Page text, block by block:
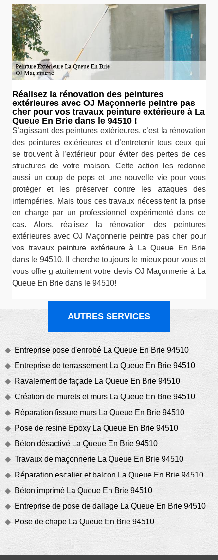
Réalisez la rénovation des peintures
extérieures avec OJ Maçonnerie peintre pas
cher pour vos travaux peinture extérieure à La
Queue En Brie dans le 94510 !
S’agissant des peintures extérieures, c’est la rénovation
des peintures extérieures et d’entretenir tous ceux qui
se trouvent à l’extérieur pour éviter des pertes de ces
structures de votre maison. Cette action les redonne
aussi un coup de peps et une nouvelle vie pour vous
protéger et les préserver contre les attaques des
intempéries. Mais tous ces travaux nécessitent la prise
en charge par un professionnel expérimenté dans ce
cas. Alors, réalisez la rénovation des peintures
extérieures avec OJ Maçonnerie peintre pas cher pour
vos travaux peinture extérieure à La Queue En Brie
dans le 94510. Il cherche toujours le mieux pour vous et
vous offre gratuitement votre devis OJ Maçonnerie à La
Queue En Brie dans le 94510!
AUTRES SERVICES
Entreprise pose d'enrobé La Queue En Brie 94510
Entreprise de terrassement La Queue En Brie 94510
Ravalement de façade La Queue En Brie 94510
Création de murets et murs La Queue En Brie 94510
Réparation fissure murs La Queue En Brie 94510
Pose de resine Epoxy La Queue En Brie 94510
Béton désactivé La Queue En Brie 94510
Travaux de maçonnerie La Queue En Brie 94510
Réparation escalier et balcon La Queue En Brie 94510
Béton imprimé La Queue En Brie 94510
Entreprise de pose de dallage La Queue En Brie 94510
Pose de chape La Queue En Brie 94510